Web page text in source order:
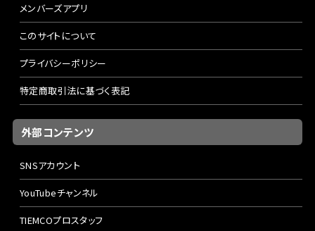
メンバーズアプリ
このサイトについて
プライバシーポリシー
特定商取引法に基づく表記
外部コンテンツ
SNSアカウント
YouTubeチャンネル
TIEMCOプロスタッフ